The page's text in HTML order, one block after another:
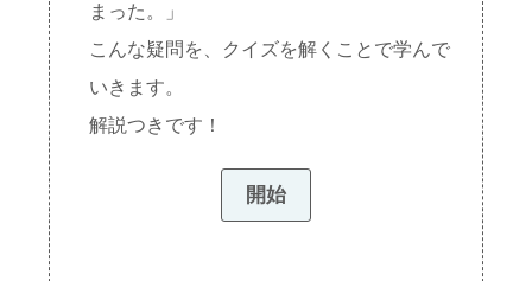
まった。」
こんな疑問を、クイズを解くことで学んで
いきます。
解説つきです！